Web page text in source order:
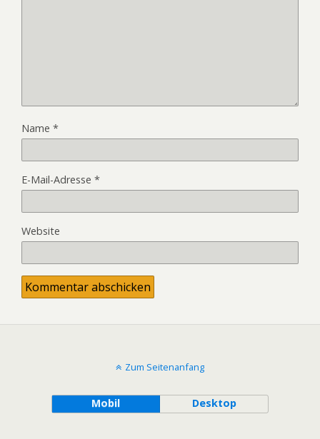
Name *
E-Mail-Adresse *
Website
Zum Seitenanfang
Mobil Desktop